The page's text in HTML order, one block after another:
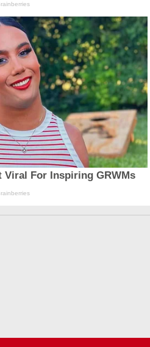
Viral For Inspiring GRWMs